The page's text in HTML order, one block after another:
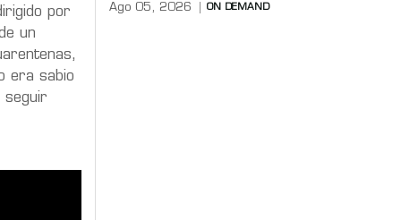
por
un
era sabio
seguir
Ago 05, 2026 ON DEMAND